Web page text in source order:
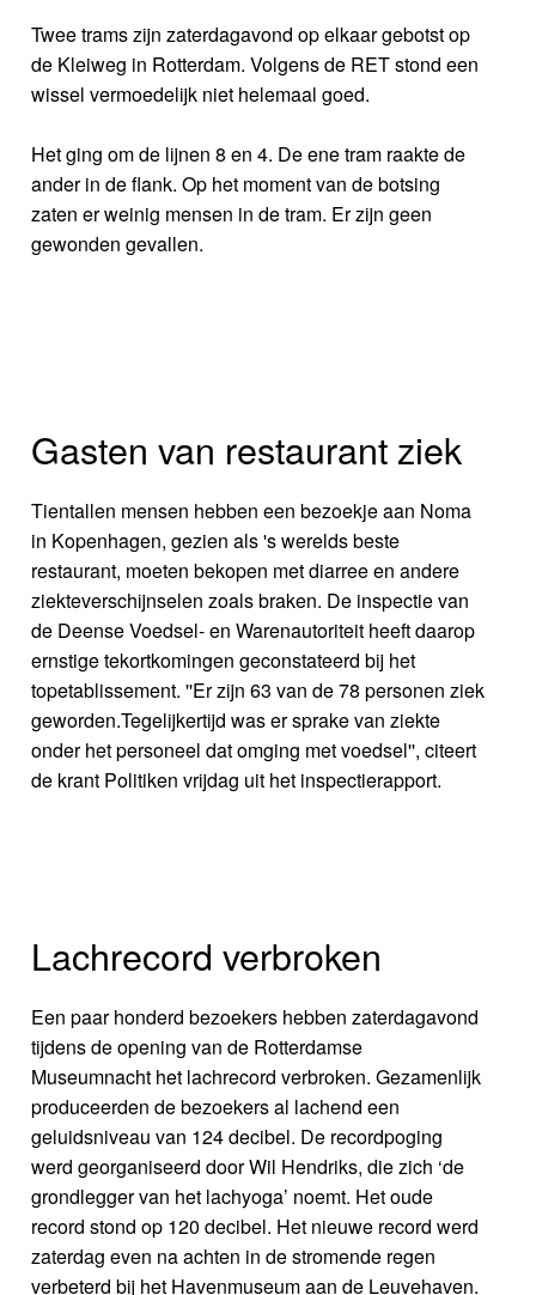
Twee trams zijn zaterdagavond op elkaar gebotst op
de Kleiweg in Rotterdam. Volgens de RET stond een
wissel vermoedelijk niet helemaal goed.
Het ging om de lijnen 8 en 4. De ene tram raakte de
ander in de flank. Op het moment van de botsing
zaten er weinig mensen in de tram. Er zijn geen
gewonden gevallen.
Gasten van restaurant ziek
Tientallen mensen hebben een bezoekje aan Noma
in Kopenhagen, gezien als 's werelds beste
restaurant, moeten bekopen met diarree en andere
ziekteverschijnselen zoals braken. De inspectie van
de Deense Voedsel- en Warenautoriteit heeft daarop
ernstige tekortkomingen geconstateerd bij het
topetablissement. ''Er zijn 63 van de 78 personen ziek
geworden.Tegelijkertijd was er sprake van ziekte
onder het personeel dat omging met voedsel'', citeert
de krant Politiken vrijdag uit het inspectierapport.
Lachrecord verbroken
Een paar honderd bezoekers hebben zaterdagavond
tijdens de opening van de Rotterdamse
Museumnacht het lachrecord verbroken. Gezamenlijk
produceerden de bezoekers al lachend een
geluidsniveau van 124 decibel. De recordpoging
werd georganiseerd door Wil Hendriks, die zich ‘de
grondlegger van het lachyoga’ noemt. Het oude
record stond op 120 decibel. Het nieuwe record werd
zaterdag even na achten in de stromende regen
verbeterd bij het Havenmuseum aan de Leuvehaven.